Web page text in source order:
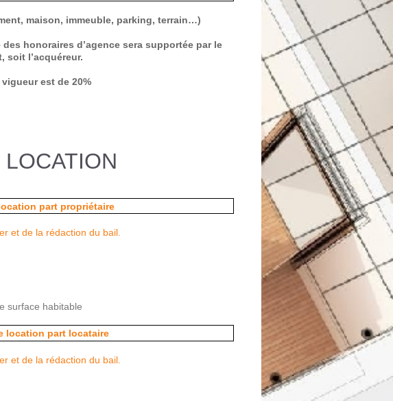
maison, immeuble, parking, terrain…)
honoraires d’agence sera supportée par le
soit l’acquéreur.
vigueur est de 20%
part propriétaire
et de la rédaction du bail.
surface habitable
location part locataire
et de la rédaction du bail.